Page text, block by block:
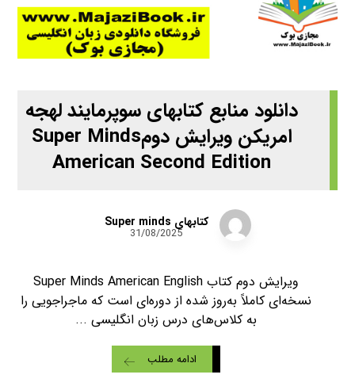
دانلود منابع کتابهای سوپرمایند لهجه
امریکن ویرایش دومSuper Minds
American Second Edition
کتابهای Super minds
31/08/2025
ویرایش دوم کتاب Super Minds American English
نسخه‌ای کاملاً به‌روز شده از دوره‌ای است که ماجراجویی را
به کلاس‌های درس زبان انگلیسی ...
ادامه مطلب